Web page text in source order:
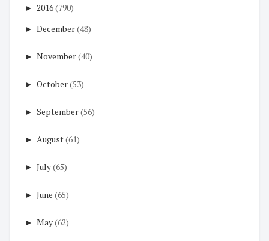
► 2016(790)
► December(48)
► November(40)
► October(53)
► September(56)
► August(61)
► July(65)
► June (65)
► May(62)